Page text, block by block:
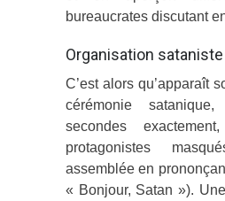
bureaucrates discutant
Organisation sataniste
C’est alors qu’apparaît
cérémonie
secondes
protagonistes
assemblée en
« Bonjour, Satan »).